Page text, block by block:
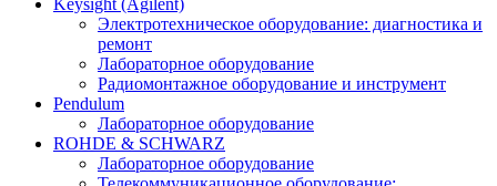
Keysight (Agilent)
Электротехническое оборудование: диагностика и
ремонт
Лабораторное оборудование
Радиомонтажное оборудование и инструмент
Pendulum
Лабораторное оборудование
ROHDE & SCHWARZ
Лабораторное оборудование